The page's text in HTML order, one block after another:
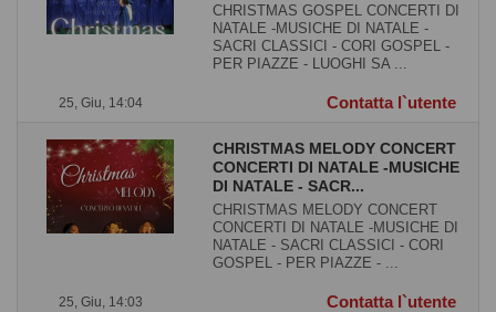
25, Giu, 14:04
CHRISTMAS GOSPEL CONCERTI DI
NATALE -MUSICHE DI NATALE -
SACRI CLASSICI - CORI GOSPEL -
PER PIAZZE - LUOGHI SA ...
Contatta l`utente
25, Giu, 14:03
CHRISTMAS MELODY CONCERT
CONCERTI DI NATALE -MUSICHE
DI NATALE - SACR...
CHRISTMAS MELODY CONCERT
CONCERTI DI NATALE -MUSICHE DI
NATALE - SACRI CLASSICI - CORI
GOSPEL - PER PIAZZE - ...
Contatta l`utente